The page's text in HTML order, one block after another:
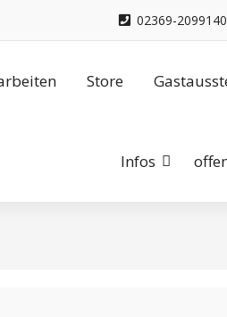
02369-2099140
Store
Infos